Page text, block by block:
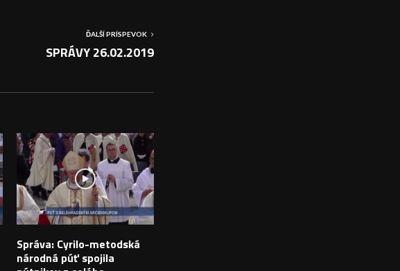
ĎALŠÍ PRÍSPEVOK
SPRÁVY 26.02.2019
Správa: Cyrilo-metodská
národná púť spojila